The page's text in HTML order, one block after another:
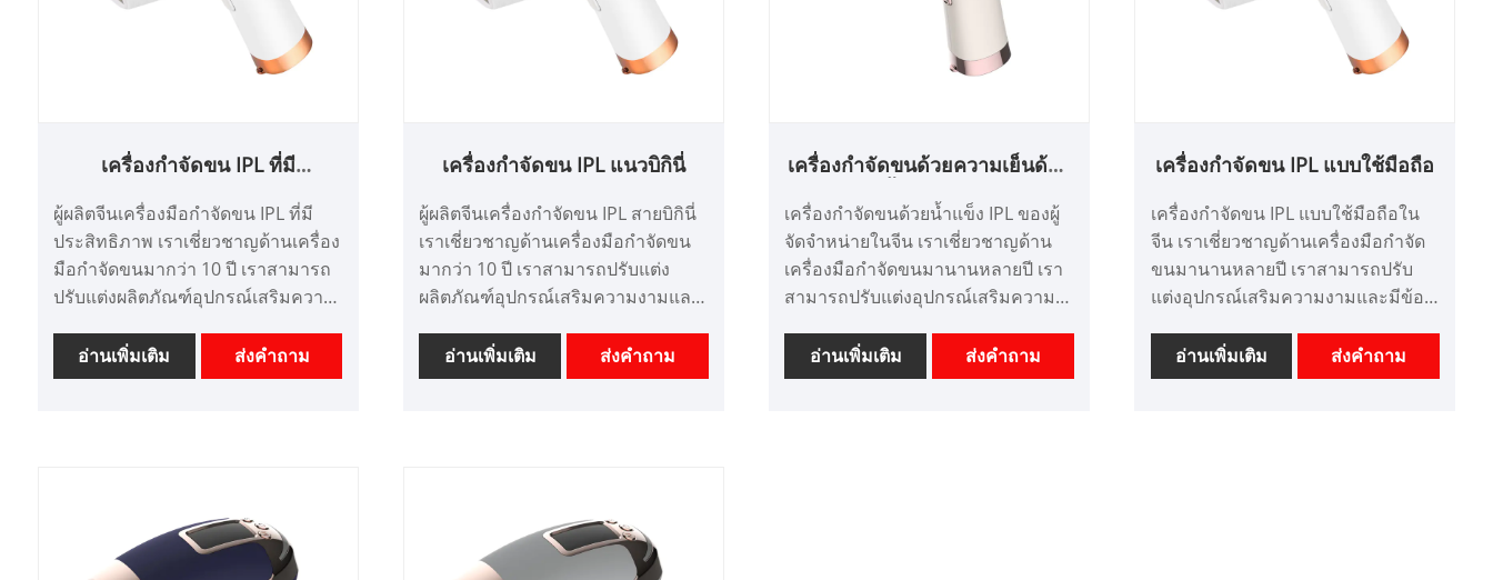
เครื่องกำจัดขน IPL ที่มี
ผู้ผลิตจีนเครื่องมือกำจัดขน IPL ที่มี
ประสิทธิภาพ เราเชี่ยวชาญด้านเครื่อง
มือกำจัดขนมากว่า 10 ปี เราสามารถ
ปรับแต่งผลิตภัณฑ์อุปกรณ์เสริมความ
เราเป็นผู้ผลิตเครื่องมือเสริมความงาม
เทคโนโลยีขั้นสูงระดับมืออาชีพใน
อ่านเพิ่มเติม ส่งคำถาม
เครื่องกำจัดขน IPL แนวบิกินี่
ผู้ผลิตจีนเครื่องกำจัดขน IPL สายบิกินี่
เราเชี่ยวชาญด้านเครื่องมือกำจัดขน
มากว่า 10 ปี เราสามารถปรับแต่ง
ผลิตภัณฑ์อุปกรณ์เสริมความงามและ
ผลิตเครื่องมือเสริมความงาม
เทคโนโลยีขั้นสูงระดับมืออาชีพใน
อ่านเพิ่มเติม ส่งคำถาม
เครื่องกำจัดขนด้วยความเย็นด้วย
เครื่องกำจัดขนด้วยน้ำแข็ง IPL ของผู้
จัดจำหน่ายในจีน เราเชี่ยวชาญด้าน
เครื่องมือกำจัดขนมานานหลายปี เรา
สามารถปรับแต่งอุปกรณ์เสริมความ
เราเป็นโรงงานแอพพลิเคชั่น IPL
เทคโนโลยีขั้นสูงระดับมืออาชีพใน
อ่านเพิ่มเติม ส่งคำถาม
เครื่องกำจัดขน IPL แบบใช้มือถือ
เครื่องกำจัดขน IPL แบบใช้มือถือใน
จีน เราเชี่ยวชาญด้านเครื่องมือกำจัด
ขนมานานหลายปี เราสามารถปรับ
แต่งอุปกรณ์เสริมความงามและมีข้อ
แอพพลิเคชั่น IPL เทคโนโลยีขั้นสูง
ระดับมืออาชีพในประเทศจีน เราหวัง
อ่านเพิ่มเติม ส่งคำถาม